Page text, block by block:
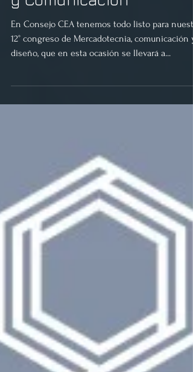
Congreso de Diseño, MKT
y Comunicación
En Consejo CEA tenemos todo listo para
diseño, que en esta ocasión se llevará a...